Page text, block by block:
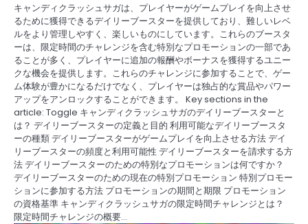
キャンディクラッシュサガは、プレイヤーがゲームプレイを向上させ
るために獲得できるデイリーブースターを提供しており、難しいレベ
ルをより管理しやすく、楽しいものにしています。これらのブースタ
ーは、限定時間のチャレンジを含む特別なプロモーションの一部であ
ることが多く、プレイヤーに追加の報酬やボーナスを獲得するユニー
クな機会を提供します。これらのチャレンジに参加することで、ゲー
ム体験が豊かになるだけでなく、プレイヤーは独占的な賞品やパワー
アップをアンロックすることができます。 Key sections in the
article: Toggle キャンディクラッシュサガのデイリーブースターと
は？ デイリーブースターの定義と目的 利用可能なデイリーブースタ
ーの種類 デイリーブースターがゲームプレイを向上させる方法 デイ
リーブースターの頻度と利用可能性 デイリーブースターを請求する方
法 デイリーブースターのための特別なプロモーションは何ですか？
デイリーブースターのための現在の特別プロモーション 特別プロモー
ションに参加する方法 プロモーションの期間と期限 プロモーション
の資格基準 キャンディクラッシュサガの限定時間チャレンジとは？
限定時間チャレンジの概要…